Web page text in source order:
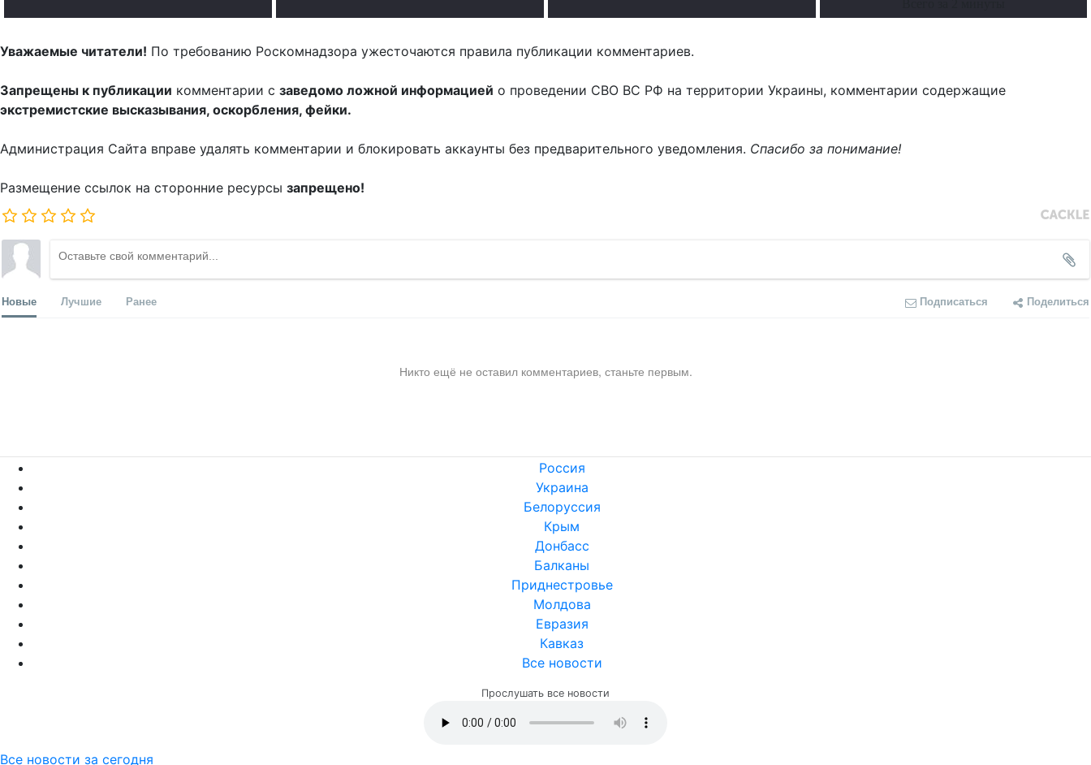
Уважаемые читатели! По требованию Роскомнадзора ужесточаются правила публикации комментариев.
Запрещены к публикации комментарии с заведомо ложной информацией о проведении СВО ВС РФ на территории Украины, комментарии содержащие
экстремистские высказывания, оскорбления, фейки.
Администрация Сайта вправе удалять комментарии и блокировать аккаунты без предварительного уведомления. Спасибо за понимание!
Размещение ссылок на сторонние ресурсы запрещено!
Новые Лучшие Ранее Подписаться Поделиться
Никто ещё не оставил комментариев, станьте первым.
Россия
Украина
Белоруссия
Крым
Донбасс
Балканы
Приднестровье
Молдова
Евразия
Кавказ
Все новости
Прослушать все новости
Все новости за сегодня